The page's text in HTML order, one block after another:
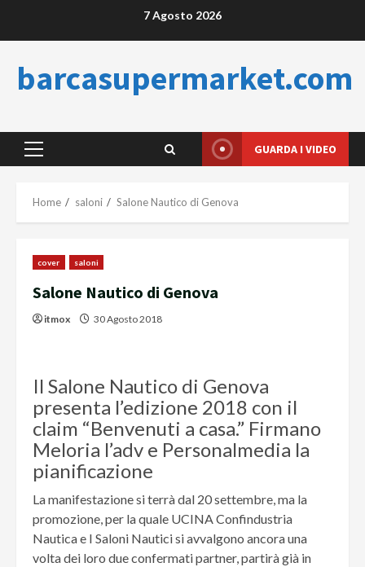
7 Agosto 2026
barcasupermarket.com
Primary
GUARDA I VIDEO
Home saloni Salone Nautico di Genova
cover saloni
Salone Nautico di Genova
itmox 30 Agosto 2018
Il Salone Nautico di Genova
presenta l’edizione 2018 con il
claim “Benvenuti a casa.” Firmano
Meloria l’adv e Personalmedia la
pianificazione
La manifestazione si terrà dal 20 settembre, ma la
promozione, per la quale UCINA Confindustria
Nautica e I Saloni Nautici si avvalgono ancora una
volta dei loro due confermati partner, partirà già in